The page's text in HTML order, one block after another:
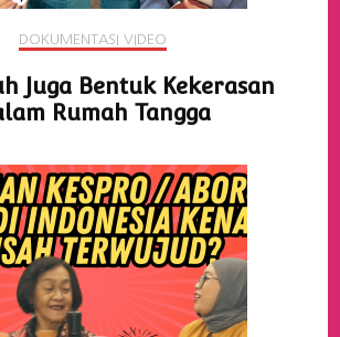
DOKUMENTASI VIDEO
Juga Bentuk Kekerasan
Rumah Tangga